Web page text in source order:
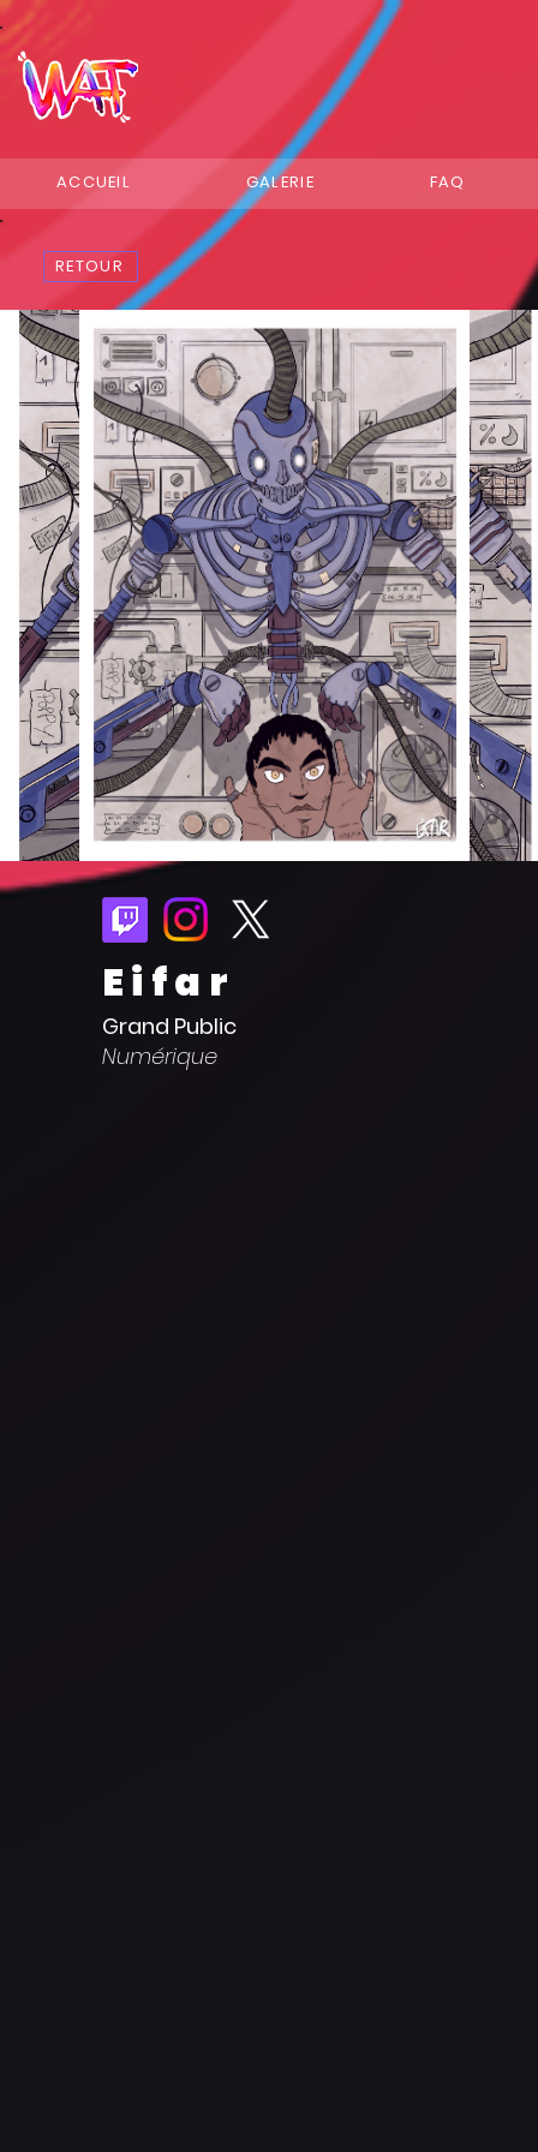
ACCUEIL GALERIE FAQ
RETOUR
Eifar
Grand Public
Numérique